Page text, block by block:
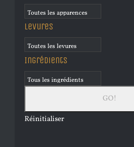
Levures
Ingrédients
Réinitialiser